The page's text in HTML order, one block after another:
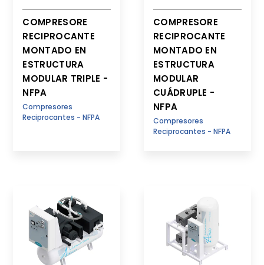
COMPRESORE
RECIPROCANTE
MONTADO EN
ESTRUCTURA
MODULAR TRIPLE -
NFPA
Compresores
Reciprocantes - NFPA
COMPRESORE
RECIPROCANTE
MONTADO EN
ESTRUCTURA
MODULAR
CUÁDRUPLE -
NFPA
Compresores
Reciprocantes - NFPA